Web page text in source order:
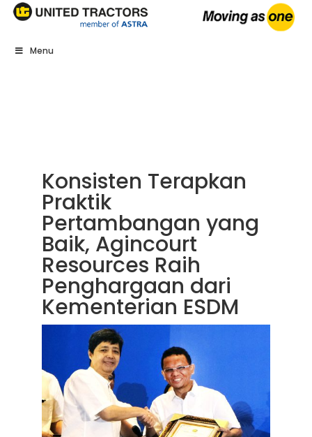
Menu
Konsisten Terapkan
Praktik
Pertambangan yang
Baik, Agincourt
Resources Raih
Penghargaan dari
Kementerian ESDM